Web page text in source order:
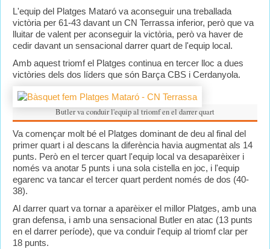
L'equip del Platges Mataró va aconseguir una treballada
victòria per 61-43 davant un CN Terrassa inferior, però que va
lluitar de valent per aconseguir la victòria, però va haver de
cedir davant un sensacional darrer quart de l'equip local.
Amb aquest triomf el Platges continua en tercer lloc a dues
victòries dels dos líders que són Barça CBS i Cerdanyola.
Butler va conduir l'equip al triomf en el darrer quart
Va començar molt bé el Platges dominant de deu al final del
primer quart i al descans la diferència havia augmentat als 14
punts. Però en el tercer quart l'equip local va desaparèixer i
només va anotar 5 punts i una sola cistella en joc, i l'equip
egarenc va tancar el tercer quart perdent només de dos (40-
38).
Al darrer quart va tornar a aparèixer el millor Platges, amb una
gran defensa, i amb una sensacional Butler en atac (13 punts
en el darrer període), que va conduir l'equip al triomf clar per
18 punts.